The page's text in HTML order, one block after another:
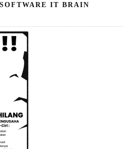
IT BRAIN